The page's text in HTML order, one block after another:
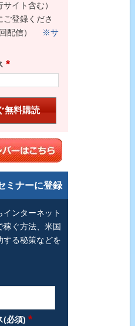
サイト含む）
ご登録くださ
配信）
※サ
*
ミナーに登録
インターネット
稼ぐ方法、米国
する秘策などを
(必須) *